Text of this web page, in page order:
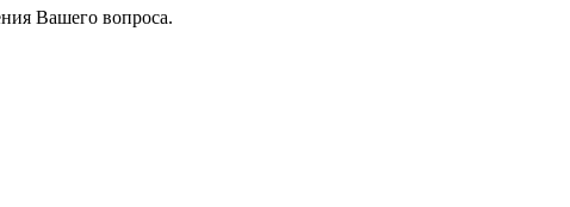
Вашего вопроса.